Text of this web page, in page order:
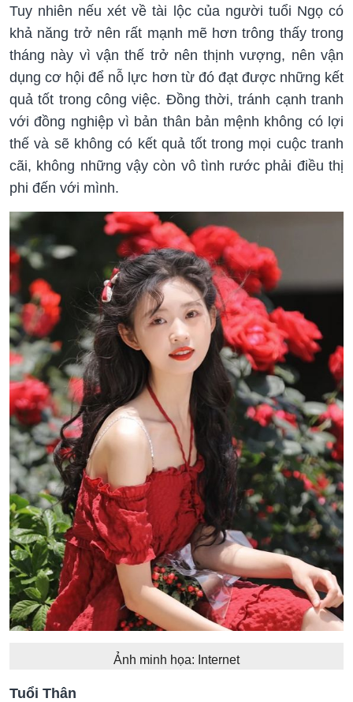
Tuy nhiên nếu xét về tài lộc của người tuổi Ngọ có
khả năng trở nên rất mạnh mẽ hơn trông thấy trong
tháng này vì vận thế trở nên thịnh vượng, nên vận
dụng cơ hội để nỗ lực hơn từ đó đạt được những kết
quả tốt trong công việc. Đồng thời, tránh cạnh tranh
với đồng nghiệp vì bản thân bản mệnh không có lợi
thế và sẽ không có kết quả tốt trong mọi cuộc tranh
cãi, không những vậy còn vô tình rước phải điều thị
phi đến với mình.
Ảnh minh họa: Internet
Tuổi Thân